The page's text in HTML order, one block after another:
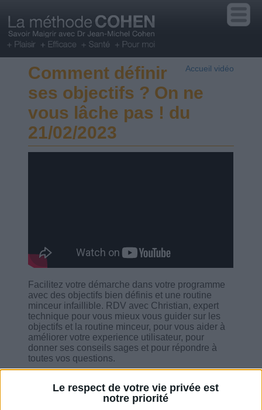
Le respect de votre vie privée est
notre priorité
Accueil vidéo
Comment définir
ses objectifs ? On ne
vous lâche pas ! du
21/02/2023
Facilitez votre démarche dans votre programme
avec des objectifs bien définis et une routine
minceur infaillible. RDV avec Christian, expert
technique pour vous mieux vous guider sur les
objectifs et la routine minceur, pour vous aider à
améliorer votre experience utilisateur, pour
donner ses conseils sages et pour répondre à
toutes vos questions.